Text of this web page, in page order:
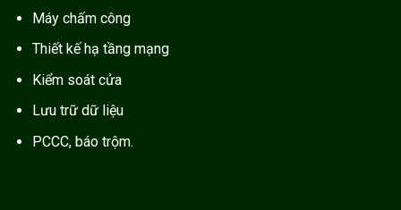
Máy chấm công
Thiết kế hạ tầng mạng
Kiểm soát cửa
Lưu trữ dữ liệu
PCCC, báo trộm.